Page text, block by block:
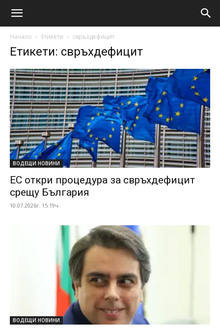
Начало Етикети свръхдефицит
Етикети: свръхдефицит
ВОДЕЩИ НОВИНИ
ЕС откри процедура за свръхдефицит
срещу България
10.07.2026г. 15:19ч.
ВОДЕЩИ НОВИНИ